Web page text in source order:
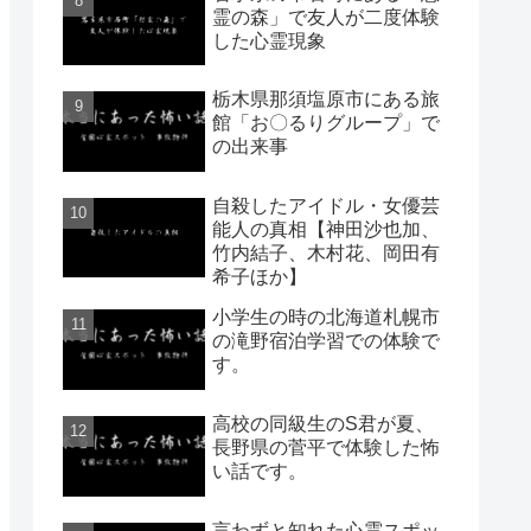
霊の森」で友人が二度体験
した心霊現象
栃木県那須塩原市にある旅
館「お〇るりグループ」で
の出来事
自殺したアイドル・女優芸
能人の真相【神田沙也加、
竹内結子、木村花、岡田有
希子ほか】
小学生の時の北海道札幌市
の滝野宿泊学習での体験で
す。
高校の同級生のS君が夏、
長野県の菅平で体験した怖
い話です。